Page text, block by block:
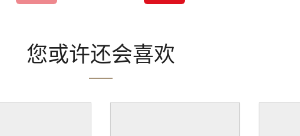
您或许还会喜欢